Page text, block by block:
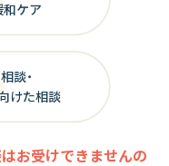
和ケア
談・
けた相談
お受けできませんの